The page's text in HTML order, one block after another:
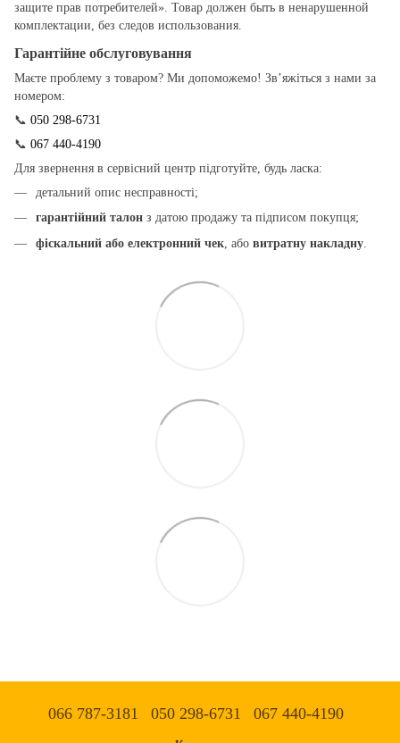
защите прав потребителей». Товар должен быть в ненарушенной
комплектации, без следов использования.
Гарантійне обслуговування
Маєте проблему з товаром? Ми допоможемо! Зв’яжіться з нами за
номером:
📞 050 298-6731
📞 067 440-4190
Для звернення в сервісний центр підготуйте, будь ласка:
детальний опис несправності;
гарантійний талон з датою продажу та підписом покупця;
фіскальний або електронний чек , або витратну накладну
066 787-3181 050 298-6731 067 440-4190